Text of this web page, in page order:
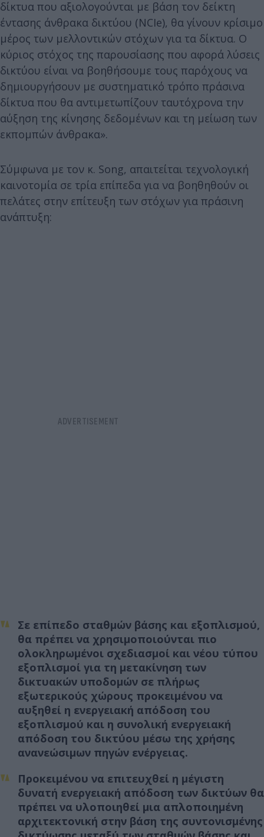
δίκτυα που αξιολογούνται με βάση τον δείκτη
έντασης άνθρακα δικτύου (NCIe), θα γίνουν κρίσιμο
μέρος των μελλοντικών στόχων για τα δίκτυα. Ο
κύριος στόχος της παρουσίασης που αφορά λύσεις
δικτύου είναι να βοηθήσουμε τους παρόχους να
δημιουργήσουν με συστηματικό τρόπο πράσινα
δίκτυα που θα αντιμετωπίζουν ταυτόχρονα την
αύξηση της κίνησης δεδομένων και τη μείωση των
εκπομπών άνθρακα».
Σύμφωνα με τον κ. Song, απαιτείται τεχνολογική
καινοτομία σε τρία επίπεδα για να βοηθηθούν οι
πελάτες στην επίτευξη των στόχων για πράσινη
ανάπτυξη:
Σε επίπεδο σταθμών βάσης και εξοπλισμού,
θα πρέπει να χρησιμοποιούνται πιο
ολοκληρωμένοι σχεδιασμοί και νέου τύπου
εξοπλισμοί για τη μετακίνηση των
δικτυακών υποδομών σε πλήρως
εξωτερικούς χώρους προκειμένου να
αυξηθεί η ενεργειακή απόδοση του
εξοπλισμού και η συνολική ενεργειακή
απόδοση του δικτύου μέσω της χρήσης
ανανεώσιμων πηγών ενέργειας.
Προκειμένου να επιτευχθεί η μέγιστη
δυνατή ενεργειακή απόδοση των δικτύων θα
πρέπει να υλοποιηθεί μια απλοποιημένη
αρχιτεκτονική στην βάση της συντονισμένης